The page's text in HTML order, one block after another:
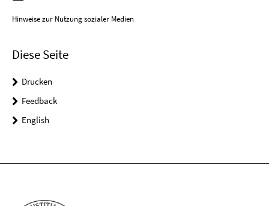
Hinweise zur Nutzung sozialer Medien
Diese Seite
Drucken
Feedback
English